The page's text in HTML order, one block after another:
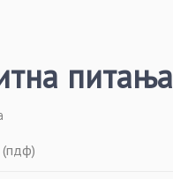
питања
(пдф)